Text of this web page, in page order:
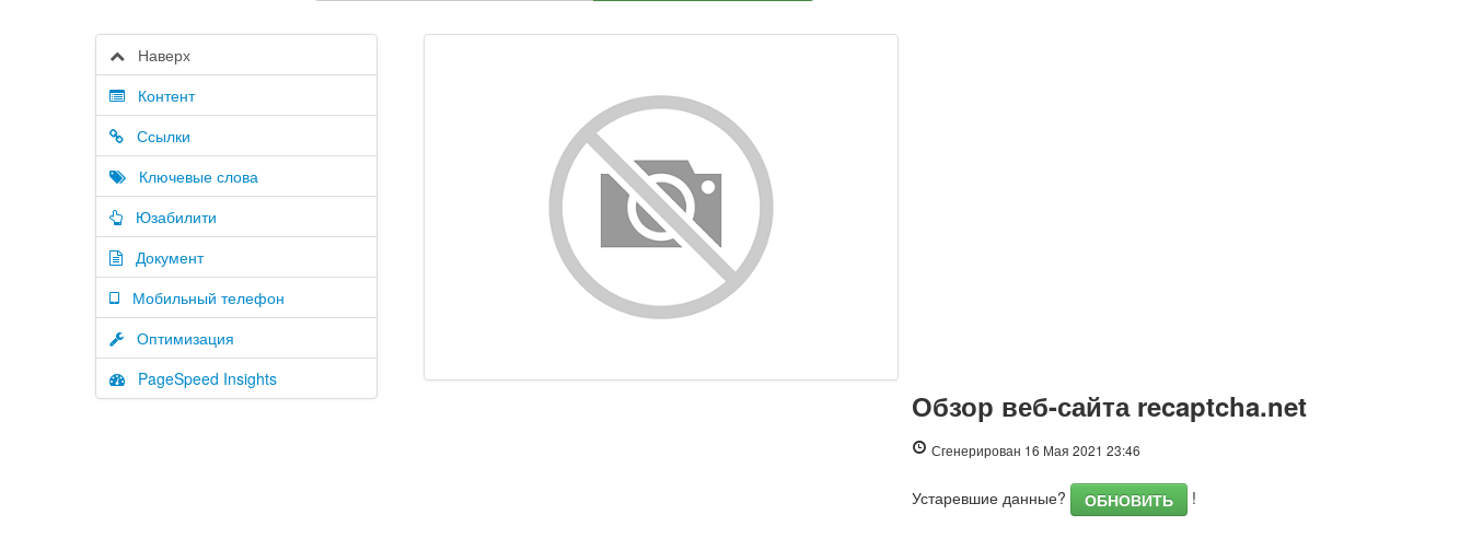
Наверх
Контент
Ссылки
Ключевые слова
Юзабилити
Документ
Мобильный телефон
Оптимизация
PageSpeed Insights
Обзор веб-сайта recaptcha.net
Сгенерирован 16 Мая 2021 23:46
Устаревшие данные? ОБНОВИТЬ !